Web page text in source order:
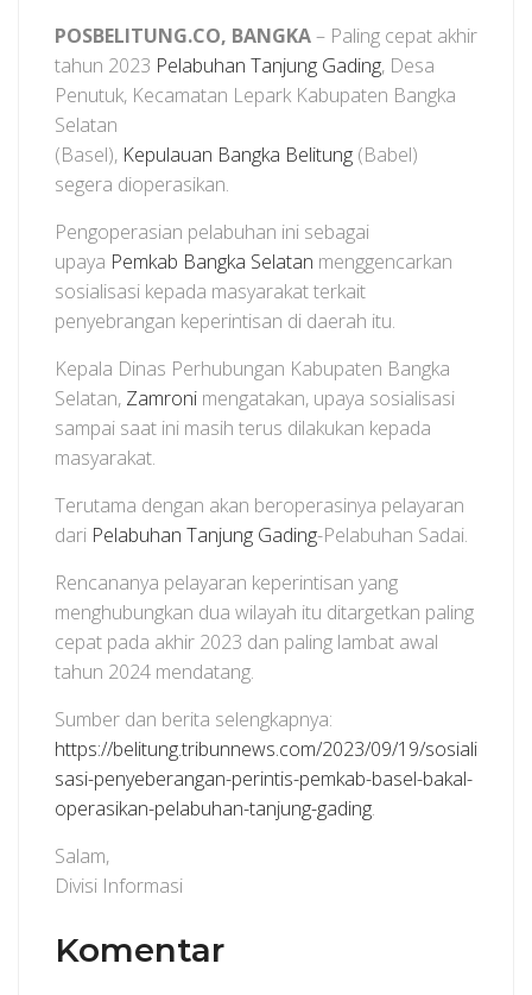
POSBELITUNG.CO, BANGKA– Paling cepat akhir
tahun 2023 Pelabuhan Tanjung Gading, Desa
Penutuk, Kecamatan Lepark Kabupaten Bangka
Selatan
(Basel), Kepulauan Bangka Belitung (Babel)
segera dioperasikan.
Pengoperasian pelabuhan ini sebagai
upaya Pemkab Bangka Selatan menggencarkan
sosialisasi kepada masyarakat terkait
penyebrangan keperintisan di daerah itu.
Kepala Dinas Perhubungan Kabupaten Bangka
Selatan, Zamroni mengatakan, upaya sosialisasi
sampai saat ini masih terus dilakukan kepada
masyarakat.
Terutama dengan akan beroperasinya pelayaran
dari Pelabuhan Tanjung Gading-Pelabuhan Sadai.
Rencananya pelayaran keperintisan yang
menghubungkan dua wilayah itu ditargetkan paling
cepat pada akhir 2023 dan paling lambat awal
tahun 2024 mendatang.
Sumber dan berita selengkapnya:
https://belitung.tribunnews.com/2023/09/19/sosiali
sasi-penyeberangan-perintis-pemkab-basel-bakal-
operasikan-pelabuhan-tanjung-gading.
Salam,
Divisi Informasi
Komentar